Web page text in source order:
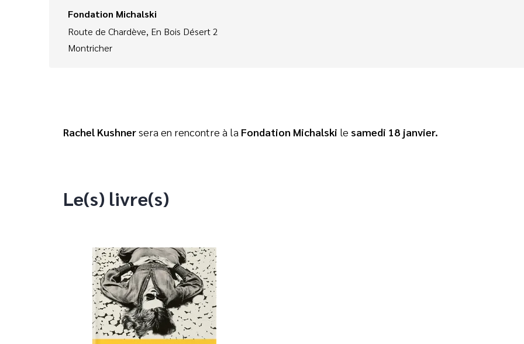
Fondation Michalski
Route de Chardève, En Bois Désert 2
Montricher
Rachel Kushnersera en rencontre à la Fondation Michalski le samedi 18 janvier.
Le(s) livre(s)